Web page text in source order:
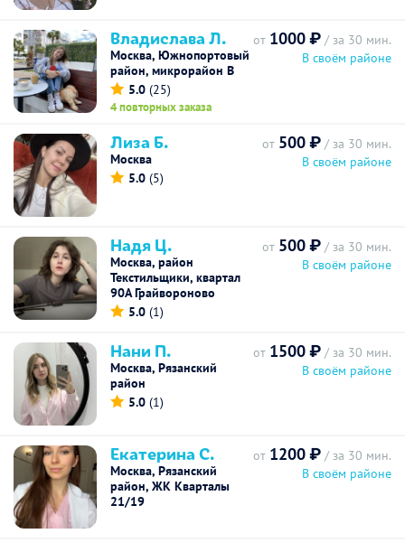
Владислава Л.
Москва, Южнопортовый
район, микрорайон В
5.0 (25)
4 повторных заказа
от 1000 ₽ / за 30 мин.
В своём районе
Лиза Б.
Москва
5.0 (5)
от 500 ₽ / за 30 мин.
В своём районе
Надя Ц.
Москва, район
Текстильщики, квартал
90А Грайвороново
5.0 (1)
от 500 ₽ / за 30 мин.
В своём районе
Нани П.
Москва, Рязанский
район
5.0 (1)
от 1500 ₽ / за 30 мин.
В своём районе
Екатерина С.
Москва, Рязанский
район, ЖК Кварталы
21/19
от 1200 ₽ / за 30 мин.
В своём районе